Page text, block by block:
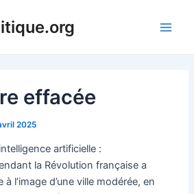
effacée
2025
artificielle :
la Révolution française a
l’image d’une ville modérée, en